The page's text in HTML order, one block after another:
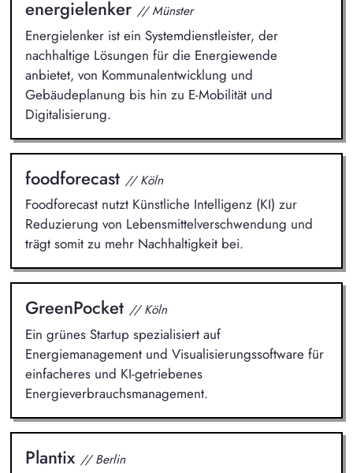
energielenker // Münster
Energielenker ist ein Systemdienstleister, der
nachhaltige Lösungen für die Energiewende
anbietet, von Kommunalentwicklung und
Gebäudeplanung bis hin zu E-Mobilität und
Digitalisierung.
foodforecast // Köln
Foodforecast nutzt Künstliche Intelligenz (KI) zur
Reduzierung von Lebensmittelverschwendung und
trägt somit zu mehr Nachhaltigkeit bei.
GreenPocket // Köln
Ein grünes Startup spezialisiert auf
Energiemanagement und Visualisierungssoftware für
einfacheres und KI-getriebenes
Energieverbrauchsmanagement.
Plantix // Berlin